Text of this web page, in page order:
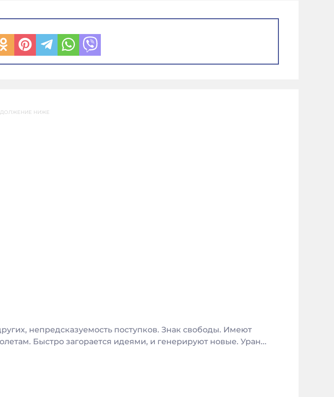
НИЖЕ
непредсказуемость поступков. Знак свободы. Имеют
Быстро загорается идеями, и генерируют новые. Уран...